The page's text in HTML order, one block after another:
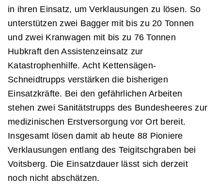
in ihren Einsatz, um Verklausungen zu lösen. So
unterstützen zwei Bagger mit bis zu 20 Tonnen
und zwei Kranwagen mit bis zu 76 Tonnen
Hubkraft den Assistenzeinsatz zur
Katastrophenhilfe. Acht Kettensägen-
Schneidtrupps verstärken die bisherigen
Einsatzkräfte. Bei den gefährlichen Arbeiten
stehen zwei Sanitätstrupps des Bundesheeres zur
medizinischen Erstversorgung vor Ort bereit.
Insgesamt lösen damit ab heute 88 Pioniere
Verklausungen entlang des Teigitschgraben bei
Voitsberg. Die Einsatzdauer lässt sich derzeit
noch nicht abschätzen.